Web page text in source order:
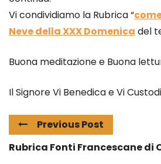
Vi condividiamo la Rubrica “
Neve della XXX Domenica del
Buona meditazione e Buona
Il Signore Vi Benedica e Vi
Previous Post
Rubrica Fonti Francescane di